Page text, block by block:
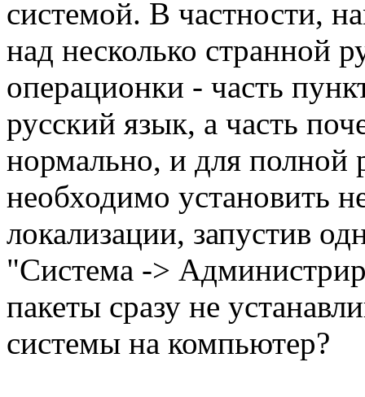
системой. В частности,
над несколько странной
операционки - часть
русский язык, а часть
нормально, и для
необходимо установить
локализации, запустив
"Система ->
пакеты сразу не
системы на компьютер?